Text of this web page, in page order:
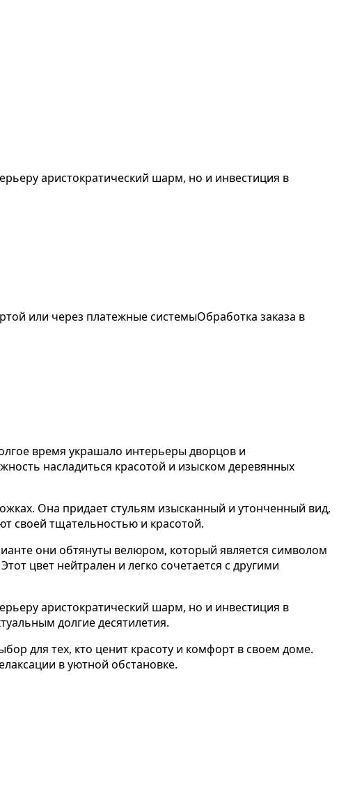
аристократический шарм, но и инвестиция в
или через платежные системыОбработка заказа в
время украшало интерьеры дворцов и
насладиться красотой и изыском деревянных
Она придает стульям изысканный и утонченный вид,
своей тщательностью и красотой.
они обтянуты велюром, который является символом
цвет нейтрален и легко сочетается с другими
аристократический шарм, но и инвестиция в
долгие десятилетия.
для тех, кто ценит красоту и комфорт в своем доме.
в уютной обстановке.